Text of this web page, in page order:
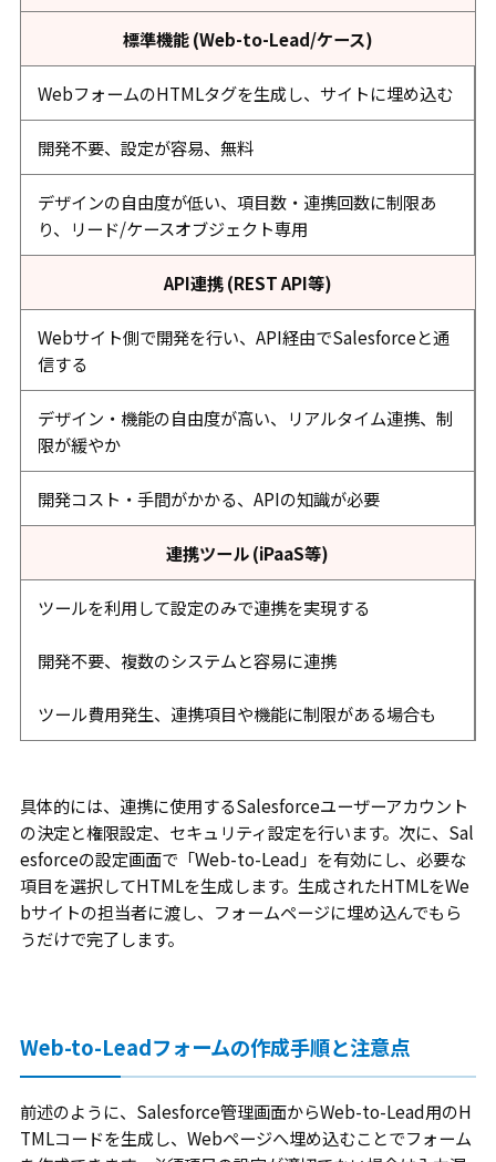
標準機能 (Web-to-Lead/ケース)
WebフォームのHTMLタグを生成し、サイトに埋め込む
開発不要、設定が容易、無料
デザインの自由度が低い、項目数・連携回数に制限あ
り、リード/ケースオブジェクト専用
API連携 (REST API等)
Webサイト側で開発を行い、API経由でSalesforceと通
信する
デザイン・機能の自由度が高い、リアルタイム連携、制
限が緩やか
開発コスト・手間がかかる、APIの知識が必要
連携ツール (iPaaS等)
ツールを利用して設定のみで連携を実現する
開発不要、複数のシステムと容易に連携
ツール費用発生、連携項目や機能に制限がある場合も
具体的には、連携に使用するSalesforceユーザーアカウント
の決定と権限設定、セキュリティ設定を行います。次に、Sal
esforceの設定画面で「Web-to-Lead」を有効にし、必要な
項目を選択してHTMLを生成します。生成されたHTMLをWe
bサイトの担当者に渡し、フォームページに埋め込んでもら
うだけで完了します。
Web-to-Leadフォームの作成手順と注意点
前述のように、Salesforce管理画面からWeb-to-Lead用のH
TMLコードを生成し、Webページへ埋め込むことでフォーム